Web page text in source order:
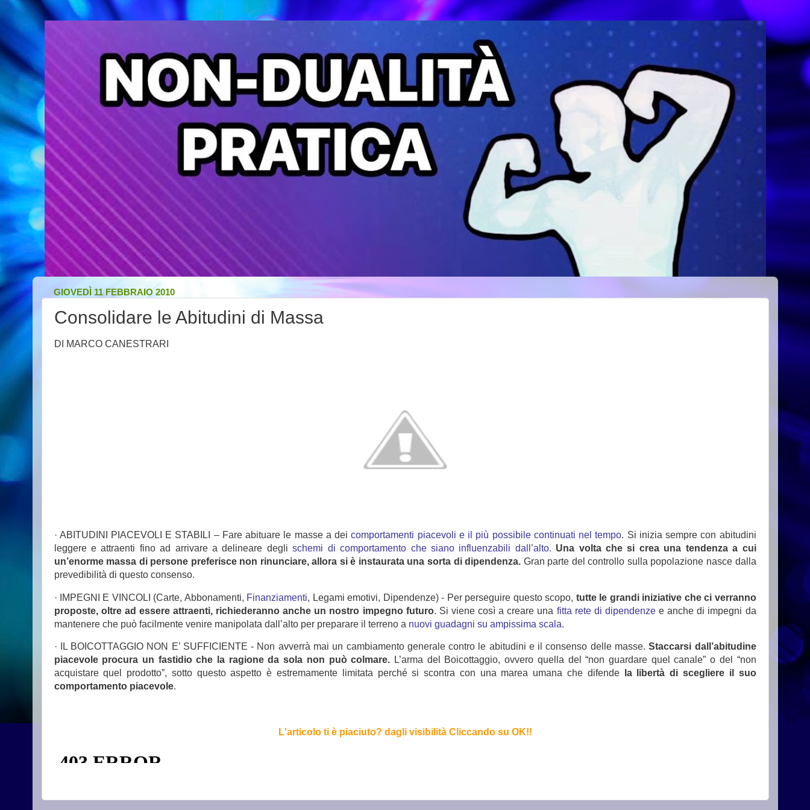
GIOVEDÌ 11 FEBBRAIO 2010
Consolidare le Abitudini di Massa
DI MARCO CANESTRARI
· ABITUDINI PIACEVOLI E STABILI – Fare abituare le masse a deicomportamenti piacevoli e il più possibile continuati nel tempo. Si inizia sempre con abitudini
leggere e attraenti fino ad arrivare a delineare deglischemi di comportamento che siano influenzabili dall’alto. Una volta che si crea una tendenza a cui
un’enorme massa di persone preferisce non rinunciare, allora si è instaurata una sorta di dipendenza. Gran parte del controllo sulla popolazione nasce dalla
prevedibilità di questo consenso.
· IMPEGNI E VINCOLI (Carte, Abbonamenti, Finanziamenti, Legami emotivi, Dipendenze) - Per perseguire questo scopo, tutte le grandi iniziative che ci verranno
proposte, oltre ad essere attraenti, richiederanno anche un nostro impegno futuro. Si viene così a creare una fitta rete di dipendenzee anche di impegni da
mantenere che può facilmente venire manipolata dall’alto per preparare il terreno a nuovi guadagni su ampissima scala.
· IL BOICOTTAGGIO NON E’ SUFFICIENTE - Non avverrà mai un cambiamento generale contro le abitudini e il consenso delle masse.Staccarsi dall’abitudine
piacevole procura un fastidio che la ragione da sola non può colmare. L’arma del Boicottaggio, ovvero quella del “non guardare quel canale” o del “non
acquistare quel prodotto”, sotto questo aspetto è estremamente limitata perché si scontra con una marea umana che difende
la libertà di scegliere il suo
comportamento piacevole.
L'articolo ti è piaciuto? dagli visibilità Cliccando su OK!!